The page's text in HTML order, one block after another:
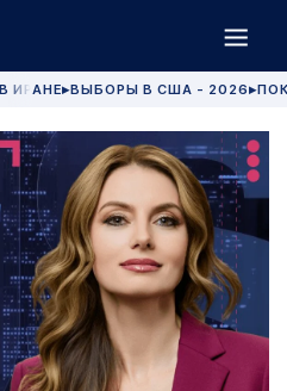
ИРАНЕ▶ВЫБОРЫ В США - 2026 ▶